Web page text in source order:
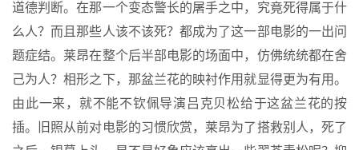
道德判断。在那一个变态警长的屠手之中，究竟死得属于什
么人？而且那些人该不该死？都成为了这一部电影的一出问
题症结。莱昂在整个后半部电影的场面中，仿佛统统都在舍
己为人？相形之下，那盆兰花的映衬作用就显得更为有用。
由此一来，就不能不钦佩导演吕克贝松给于这盆兰花的按
插。旧照从前对电影的习惯欣赏，莱昂为了搭救别人，死了